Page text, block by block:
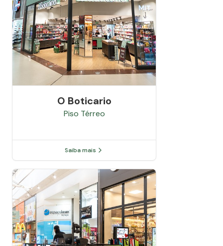
O Boticario
Piso Térreo
Saiba mais